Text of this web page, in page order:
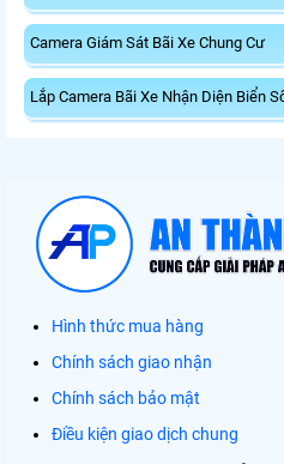
Camera Giám Sát Bãi Xe Chung Cư
Lắp Camera Bãi Xe Nhận Diện Biển
Hình thức mua hàng
Chính sách giao nhận
Chính sách bảo mật
Điều kiện giao dịch chung